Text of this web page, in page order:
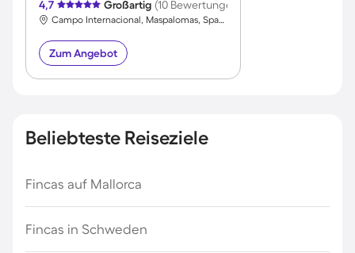
4,7
Großartig (10 Bewertungen)
Campo Internacional, Maspalomas, Spanien
Zum Angebot
Beliebteste Reiseziele
Fincas auf Mallorca
Fincas in Schweden